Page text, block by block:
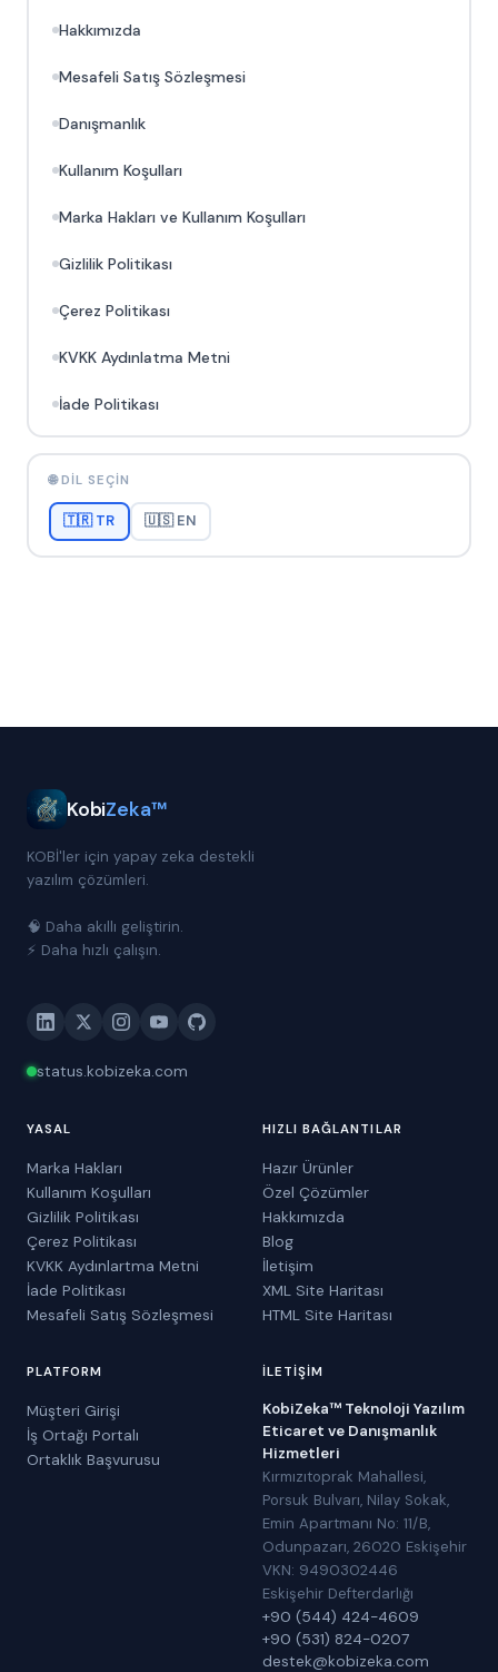
Hakkımızda
Mesafeli Satış Sözleşmesi
Danışmanlık
Kullanım Koşulları
Marka Hakları ve Kullanım Koşulları
Gizlilik Politikası
Çerez Politikası
KVKK Aydınlatma Metni
İade Politikası
🌐 DIL SEÇIN
🇹🇷 TR 🇺🇸 EN
KobiZeka™
KOBİ'ler için yapay zeka destekli
yazılım çözümleri.
🧠 Daha akıllı geliştirin.
⚡ Daha hızlı çalışın.
status.kobizeka.com
YASAL
Marka Hakları
Kullanım Koşulları
Gizlilik Politikası
Çerez Politikası
KVKK Aydınlartma Metni
İade Politikası
Mesafeli Satış Sözleşmesi
HIZLI BAĞLANTILAR
Hazır Ürünler
Özel Çözümler
Hakkımızda
Blog
İletişim
XML Site Haritası
HTML Site Haritası
PLATFORM
Müşteri Girişi
İş Ortağı Portalı
Ortaklık Başvurusu
İLETIŞIM
KobiZeka™ Teknoloji Yazılım
Eticaret ve Danışmanlık
Hizmetleri
Kırmızıtoprak Mahallesi,
Porsuk Bulvarı, Nilay Sokak,
Emin Apartmanı No: 11/B,
Odunpazarı, 26020 Eskişehir
VKN: 9490302446
Eskişehir Defterdarlığı
+90 (544) 424-4609
+90 (531) 824-0207
destek@kobizeka.com